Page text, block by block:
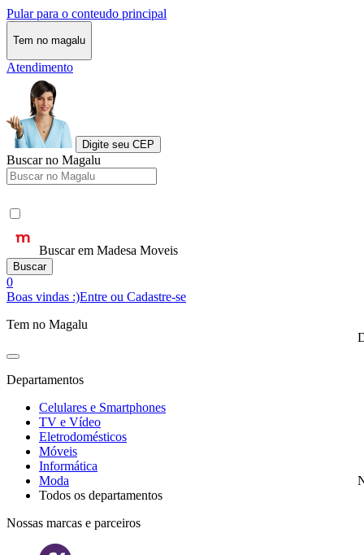
Pular para o conteudo principal
Tem no magalu
Atendimento
Digite seu CEP
Buscar no Magalu
Buscar em Madesa Moveis
Buscar
0
Boas vindas :)Entre ou Cadastre-se
Tem no Magalu
Departamentos
Celulares e Smartphones
TV e Vídeo
Eletrodomésticos
Móveis
Informática
Moda
Todos os departamentos
Nossas marcas e parceiros